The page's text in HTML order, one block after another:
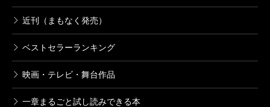
近刊（まもなく発売）
ベストセラーランキング
映画・テレビ・舞台作品
一章まるごと試し読みできる本